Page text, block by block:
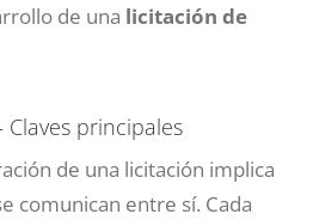
de una licitación de
principales
de una licitación implica
comunican entre sí. Cada